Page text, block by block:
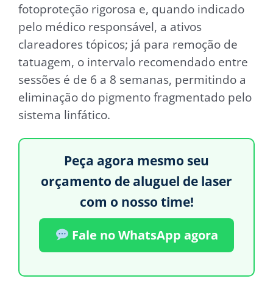
fotoproteção rigorosa e, quando indicado
pelo médico responsável, a ativos
clareadores tópicos; já para remoção de
tatuagem, o intervalo recomendado entre
sessões é de 6 a 8 semanas, permitindo a
eliminação do pigmento fragmentado pelo
sistema linfático.
Peça agora mesmo seu
orçamento de aluguel de laser
com o nosso time!
Fale no WhatsApp agora